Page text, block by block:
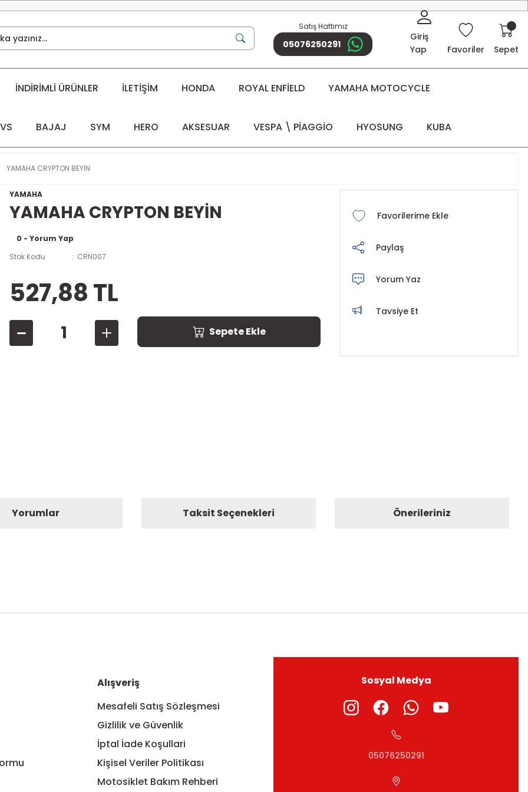
Satış Hattımız
05076250291
Giriş
Yap
Favoriler Sepet
İNDİRİMLİ ÜRÜNLER İLETİŞİM HONDA ROYAL ENFİELD YAMAHA MOTOCYCLE
BAJAJ SYM HERO AKSESUAR VESPA \ PİAGGİO HYOSUNG KUBA
YAMAHA CRYPTON BEYİN
YAMAHA
YAMAHA CRYPTON BEYİN
0 - Yorum Yap
Stok Kodu
CRN007
527,88 TL
Sepete Ekle
Paylaş
Yorum Yaz
Tavsiye Et
Yorumlar Taksit Seçenekleri Önerileriniz
Alışveriş
Mesafeli Satış Sözleşmesi
Gizlilik ve Güvenlik
İptal İade Koşullari
Kişisel Veriler Politikası
Motosiklet Bakım Rehberi
Sosyal Medya
05076250291